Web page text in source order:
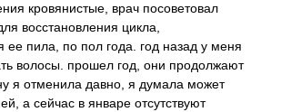
кровянистые, врач посоветовал
восстановления цикла,
ее пила, по пол года. год назад у меня
волосы. прошел год, они продолжают
я отменила давно, я думала может
а сейчас в январе отсутствуют